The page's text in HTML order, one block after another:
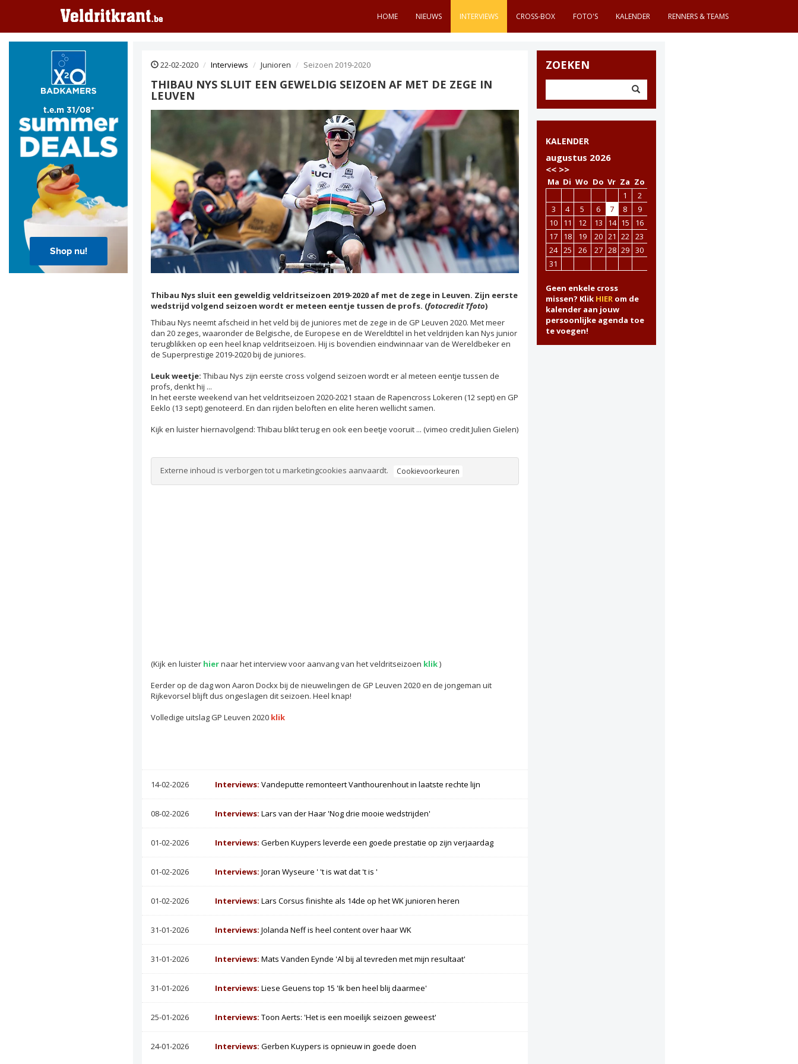
HOME NIEUWS INTERVIEWS CROSS-BOX FOTO'S KALENDER RENNERS & TEAMS
22-02-2020 Interviews Junioren Seizoen 2019-2020
THIBAU NYS SLUIT EEN GEWELDIG SEIZOEN AF MET DE ZEGE IN
LEUVEN
Thibau Nys sluit een geweldig veldritseizoen 2019-2020 af met de zege in Leuven. Zijn eerste
wedstrijd volgend seizoen wordt er meteen eentje tussen de profs. (fotocredit Tfoto)
Thibau Nys neemt afscheid in het veld bij de juniores met de zege in de GP Leuven 2020. Met meer
dan 20 zeges, waaronder de Belgische, de Europese en de Wereldtitel in het veldrijden kan Nys junior
terugblikken op een heel knap veldritseizoen. Hij is bovendien eindwinnaar van de Wereldbeker en
de Superprestige 2019-2020 bij de juniores.
Leuk weetje: Thibau Nys zijn eerste cross volgend seizoen wordt er al meteen eentje tussen de
profs, denkt hij ...
In het eerste weekend van het veldritseizoen 2020-2021 staan de Rapencross Lokeren (12 sept) en GP
Eeklo (13 sept) genoteerd. En dan rijden beloften en elite heren wellicht samen.
Kijk en luister hiernavolgend: Thibau blikt terug en ook een beetje vooruit ... (vimeo credit Julien Gielen)
Externe inhoud is verborgen tot u marketingcookies aanvaardt. Cookievoorkeuren
(Kijk en luister hiernaar het interview voor aanvang van het veldritseizoen klik)
Eerder op de dag won Aaron Dockx bij de nieuwelingen de GP Leuven 2020 en de jongeman uit
Rijkevorsel blijft dus ongeslagen dit seizoen. Heel knap!
Volledige uitslag GP Leuven 2020 klik
14-02-2026 Interviews:Vandeputte remonteert Vanthourenhout in laatste rechte lijn
08-02-2026 Interviews:Lars van der Haar 'Nog drie mooie wedstrijden'
01-02-2026 Interviews:Gerben Kuypers leverde een goede prestatie op zijn verjaardag
01-02-2026 Interviews:Joran Wyseure ' 't is wat dat 't is '
01-02-2026 Interviews:Lars Corsus finishte als 14de op het WK junioren heren
31-01-2026 Interviews:Jolanda Neff is heel content over haar WK
31-01-2026 Interviews:Mats Vanden Eynde 'Al bij al tevreden met mijn resultaat'
31-01-2026 Interviews:Liese Geuens top 15 'Ik ben heel blij daarmee'
25-01-2026 Interviews:Toon Aerts: 'Het is een moeilijk seizoen geweest'
24-01-2026 Interviews:Gerben Kuypers is opnieuw in goede doen
ZOEKEN
KALENDER
augustus 2026
<< >>
Ma Di Wo Do Vr Za Zo
1
2
3
4 5 6 7 8
9
10
11 12 13 14 15
16
17
18 19 20 21 22 23
24 25 26 27 28 29 30
31
Geen enkele cross
missen? Klik HIERom de
kalender aan jouw
persoonlijke agenda toe
te voegen!